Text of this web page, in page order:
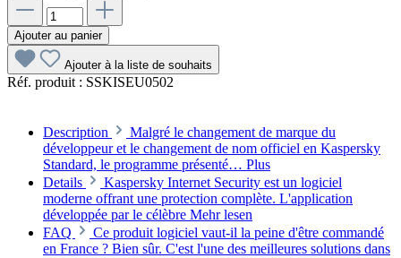
Ajouter au panier
Ajouter à la liste de souhaits
Réf. produit : SSKISEU0502
Description
Malgré le changement de marque du
développeur et le changement de nom officiel en Kaspersky
Standard, le programme présenté… Plus
Details
Kaspersky Internet Security est un logiciel
moderne offrant une protection complète. L'application
développée par le célèbre Mehr lesen
FAQ
Ce produit logiciel vaut-il la peine d'être commandé
en France ? Bien sûr. C'est l'une des meilleures solutions dans